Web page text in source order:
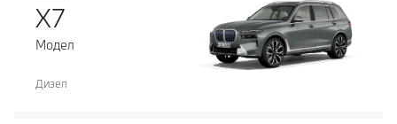
X7
Модел
Дизел